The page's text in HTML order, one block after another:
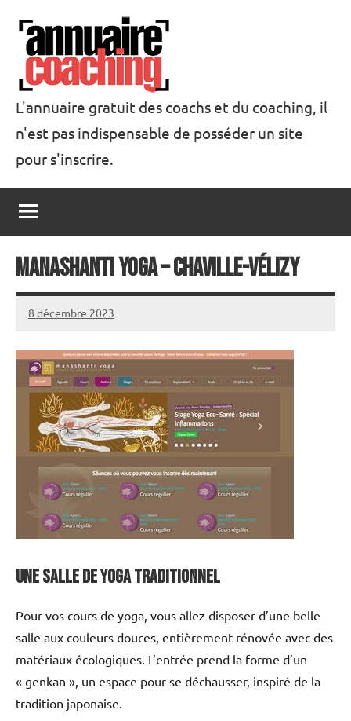
contenu
Annuaire
Coaching
L'annuaire gratuit des coachs et du coaching, il
n'est pas indispensable de posséder un site
pour s'inscrire.
Manashanti Yoga – Chaville-Vélizy
8 décembre 2023
annuairecoaching
Une salle de yoga traditionnel
Pour vos cours de yoga, vous allez disposer d’une belle
salle aux couleurs douces, entièrement rénovée avec des
matériaux écologiques. L’entrée prend la forme d’un
« genkan », un espace pour se déchausser, inspiré de la
tradition japonaise.